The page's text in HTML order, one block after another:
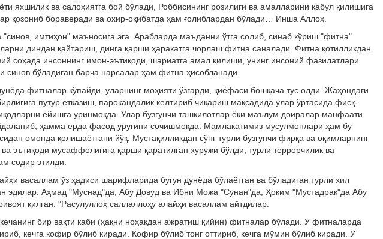
яхшилик ва салоҳиятга бой бўлади, Роббисининг розилиги ва амалларини қабул қилишига
қозониб бораверади ва охир-оқибатда ҳам ғолиблардан бўлади… Инша Аллоҳ.
"синов, имтиҳон" маъносига эга. Арабларда маъданни ўтга солиб, синаб кўриш "фитна"
диндан қайтариш, динга қарши ҳаракатга чорлаш фитна саналади. Фитна қотилликдан
соҳада инсоннинг имон-эътиқоди, шариатга амал қилиши, унинг инсоний фазилатлари
синов бўладиган барча нарсалар ҳам фитна ҳисобланади.
фитналар кўпайди, уларнинг моҳияти ўзгарди, қиёфаси бошқача тус олди. Жаҳондаги
путур етказиш, парокандалик келтириб чиқариш мақсадида улар ўртасида фисқ-
ёйишга уринмоқда. Улар бузғунчи ташкилотлар ёки маълум доиралар манфаати
ҳамма ерда фасод уруғини сочишмоқда. Мамлакатимиз мусулмонлари ҳам бу
омонда қолишаётгани йўқ. Мустақилликдан сўнг турли бузғунчи фирқа ва оқимларнинг
эътиқоди мусаффолигига қарши қаратилган хуружи бўлди, турли террорчилик ва
содир этилди.
васаллам ўз ҳадиси шарифларида бугун дунёда бўлаётган ва бўладиган турли хил
эдилар. Аҳмад "Муснад"да, Абу Довуд ва Ибни Можа "Сунан"да, Ҳоким "Мустадрак"да Абу
қилган: "Расулуллоҳ саллаллоҳу алайҳи васаллам айтдилар:
бир вақти каби (ҳақни ноҳақдан ажратиш қийин) фитналар бўлади. У фитналарда
кечга кофир бўлиб киради. Кофир бўлиб тонг оттириб, кечга мўмин бўлиб киради. У